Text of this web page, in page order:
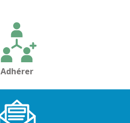
Adhérer